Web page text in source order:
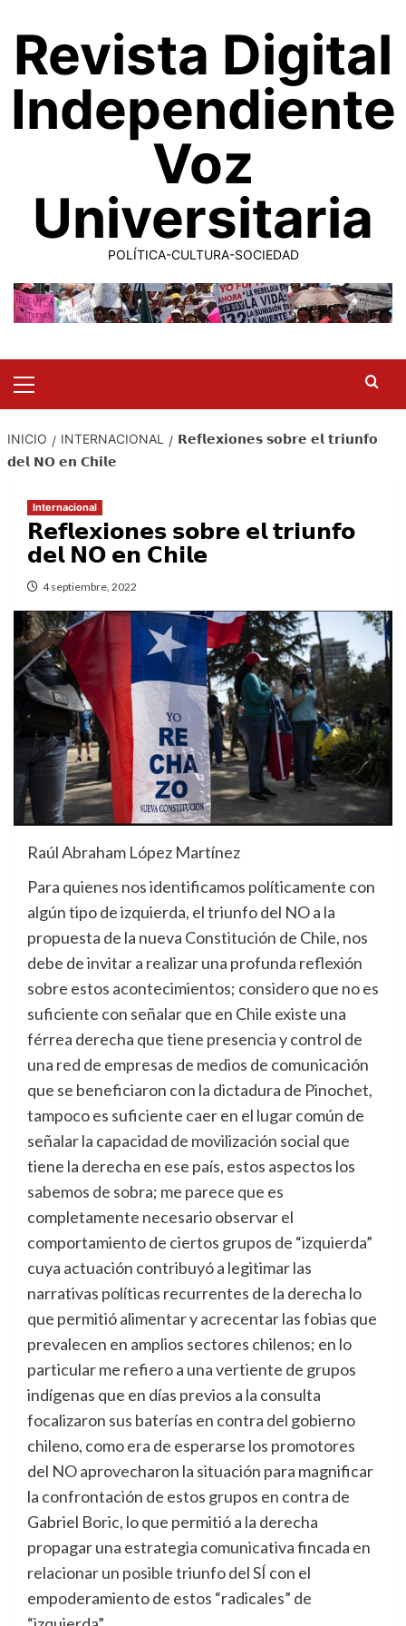
contenido
Revista Digital
Independiente
Voz
Universitaria
POLÍTICA-CULTURA-SOCIEDAD
Menu
INICIO INTERNACIONAL
𝗥𝗲𝗳𝗹𝗲𝘅𝗶𝗼𝗻𝗲𝘀 𝘀𝗼𝗯𝗿𝗲 𝗲𝗹 𝘁𝗿𝗶𝘂𝗻𝗳𝗼
𝗱𝗲𝗹 𝗡𝗢 𝗲𝗻 𝗖𝗵𝗶𝗹𝗲
Internacional
𝗥𝗲𝗳𝗹𝗲𝘅𝗶𝗼𝗻𝗲𝘀 𝘀𝗼𝗯𝗿𝗲 𝗲𝗹 𝘁𝗿𝗶𝘂𝗻𝗳𝗼
𝗱𝗲𝗹 𝗡𝗢 𝗲𝗻 𝗖𝗵𝗶𝗹𝗲
4 septiembre, 2022
Raúl Abraham López Martínez
Para quienes nos identificamos políticamente con
algún tipo de izquierda, el triunfo del NO a la
propuesta de la nueva Constitución de Chile, nos
debe de invitar a realizar una profunda reflexión
sobre estos acontecimientos; considero que no es
suficiente con señalar que en Chile existe una
férrea derecha que tiene presencia y control de
una red de empresas de medios de comunicación
que se beneficiaron con la dictadura de Pinochet,
tampoco es suficiente caer en el lugar común de
señalar la capacidad de movilización social que
tiene la derecha en ese país, estos aspectos los
sabemos de sobra; me parece que es
completamente necesario observar el
comportamiento de ciertos grupos de “izquierda”
cuya actuación contribuyó a legitimar las
narrativas políticas recurrentes de la derecha lo
que permitió alimentar y acrecentar las fobias que
prevalecen en amplios sectores chilenos; en lo
particular me refiero a una vertiente de grupos
indígenas que en días previos a la consulta
focalizaron sus baterías en contra del gobierno
chileno, como era de esperarse los promotores
del NO aprovecharon la situación para magnificar
la confrontación de estos grupos en contra de
Gabriel Boric, lo que permitió a la derecha
propagar una estrategia comunicativa fincada en
relacionar un posible triunfo del SÍ con el
empoderamiento de estos “radicales” de